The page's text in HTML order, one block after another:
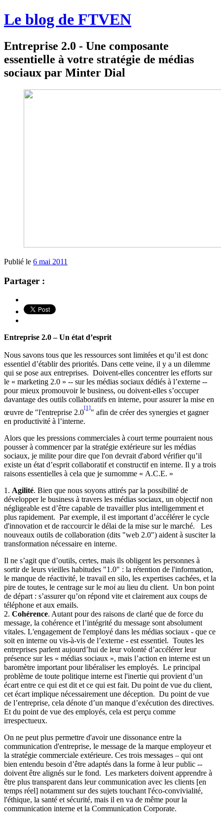
Le blog de FTVEN
Entreprise 2.0 - Une composante
essentielle à votre stratégie de médias
sociaux par Minter Dial
Publié le 6 mai 2011
Partager :
Entreprise 2.0 – Un état d’esprit
Nous savons tous que les ressources sont limitées et qu’il est donc
essentiel d’établir des priorités. Dans cette veine, il y a un dilemme
qui se pose aux entreprises. Doivent-elles concentrer les efforts sur
le « marketing 2.0 » -- sur les médias sociaux dédiés à l’externe --
pour mieux promouvoir le business, ou doivent-elles s’occuper
davantage des outils collaboratifs en interne, pour assurer la mise en
œuvre de "l'entreprise 2.0
[1]
" afin de créer des synergies et gagner
en productivité à l’interne.
Alors que les pressions commerciales à court terme pourraient nous
pousser à commencer par la stratégie extérieure sur les médias
sociaux, je milite pour dire que l'on devrait d'abord vérifier qu’il
existe un état d’esprit collaboratif et constructif en interne. Il y a trois
raisons essentielles à cela que je surnomme « A.C.E. »
1. Agilité. Bien que nous soyons attirés par la possibilité de
développer le business à travers les médias sociaux, un objectif non
négligeable est d’être capable de travailler plus intelligemment et
plus rapidement. Par exemple, il est important d’accélérer le cycle
d'innovation et de raccourcir le délai de la mise sur le marché. Les
nouveaux outils de collaboration (dits "web 2.0") aident à susciter la
transformation nécessaire en interne.
Il ne s’agit que d’outils, certes, mais ils obligent les personnes à
sortir de leurs vieilles habitudes "1.0" : la rétention de l'information,
le manque de réactivité, le travail en silo, les expertises cachées, et la
pire de toutes, le centrage sur le moi au lieu du client. Un bon point
de départ : s’assurer qu’on répond vite et clairement aux coups de
téléphone et aux emails.
2. Cohérence. Autant pour des raisons de clarté que de force du
message, la cohérence et l’intégrité du message sont absolument
vitales. L'engagement de l'employé dans les médias sociaux - que ce
soit en interne ou vis-à-vis de l’externe - est essentiel. Toutes les
entreprises parlent aujourd’hui de leur volonté d’accélérer leur
présence sur les « médias sociaux », mais l’action en interne est un
baromètre important pour libéraliser les employés. Le principal
problème de toute politique interne est l'inertie qui provient d’un
écart entre ce qui est dit et ce qui est fait. Du point de vue du client,
cet écart implique nécessairement une déception. Du point de vue
de l’entreprise, cela dénote d’un manque d’exécution des directives.
Et du point de vue des employés, cela est perçu comme
irrespectueux.
On ne peut plus permettre d'avoir une dissonance entre la
communication d'entreprise, le message de la marque employeur et
la stratégie commerciale extérieure. Ces trois messages – qui ont
bien entendu besoin d’être adaptés dans la forme à leur public --
doivent être alignés sur le fond. Les marketers doivent apprendre à
être plus transparent dans leur communication avec les clients [en
temps réel] notamment sur des sujets touchant l'éco-convivialité,
l'éthique, la santé et sécurité, mais il en va de même pour la
communication interne et la Communication Corporate.